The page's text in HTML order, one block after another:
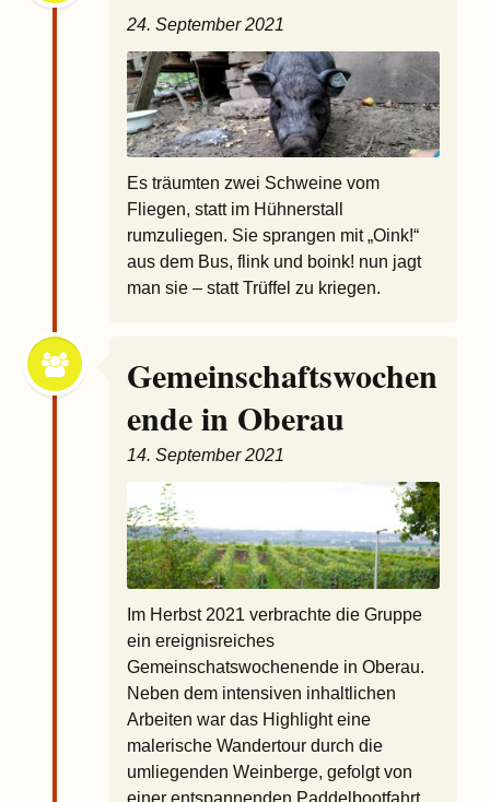
24. September 2021
Es träumten zwei Schweine vom
Fliegen, statt im Hühnerstall
rumzuliegen. Sie sprangen mit „Oink!“
aus dem Bus, flink und boink! nun jagt
man sie – statt Trüffel zu kriegen.
Gemeinschaftswochen
ende in Oberau
14. September 2021
Im Herbst 2021 verbrachte die Gruppe
ein ereignisreiches
Gemeinschatswochenende in Oberau.
Neben dem intensiven inhaltlichen
Arbeiten war das Highlight eine
malerische Wandertour durch die
umliegenden Weinberge, gefolgt von